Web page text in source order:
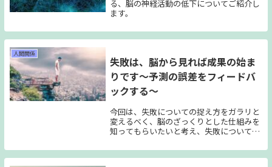
る、脳の神経活動の低下についてご紹介し
ます。
人間関係
失敗は、脳から見れば成果の始ま
りです～予測の誤差をフィードバ
ックする～
今回は、失敗についての捉え方をガラリと
変えるべく、脳のざっくりとした仕組みを
知ってもらいたいと考え、失敗についての
意外なことが起きた時、私達はなぜそう感
じるのか？ということにまずは触れてい